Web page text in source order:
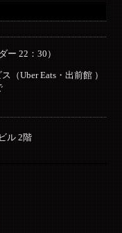
ー 22：30）
（Uber Eats・出前館 ）
ル 2階